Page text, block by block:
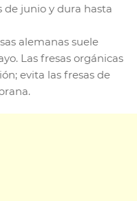
junio y dura hasta
alemanas suele
Las fresas orgánicas
evita las fresas de